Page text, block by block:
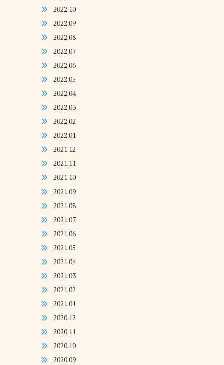
2022.10
2022.09
2022.08
2022.07
2022.06
2022.05
2022.04
2022.03
2022.02
2022.01
2021.12
2021.11
2021.10
2021.09
2021.08
2021.07
2021.06
2021.05
2021.04
2021.03
2021.02
2021.01
2020.12
2020.11
2020.10
2020.09